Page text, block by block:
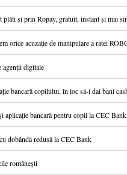
plăti și prin Ropay, gratuit, instant și mai
orice acuzație de manipulare a ratei
agenții digitale
bancară copilului, în loc să-i dai bani
aplicație bancară pentru copii la CEC Bank
dobândă redusă la CEC Bank
românești